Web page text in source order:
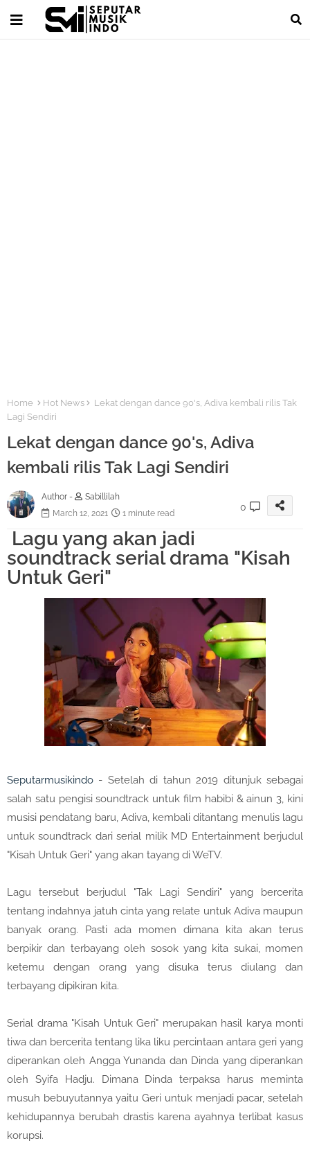
Home Hot News
Lekat dengan dance 90's, Adiva kembali rilis Tak
Lagi Sendiri
Lekat dengan dance 90's, Adiva
kembali rilis Tak Lagi Sendiri
Author -
Sabillilah
March 12, 2021
1 minute read
0
Lagu yang akan jadi
soundtrack serial drama "Kisah
Untuk Geri"
Seputarmusikindo - Setelah di tahun 2019 ditunjuk sebagai
salah satu pengisi soundtrack untuk film habibi & ainun 3, kini
musisi pendatang baru, Adiva, kembali ditantang menulis lagu
untuk soundtrack dari serial milik MD Entertainment berjudul
"Kisah Untuk Geri" yang akan tayang di WeTV.
Lagu tersebut berjudul "Tak Lagi Sendiri" yang bercerita
tentang indahnya jatuh cinta yang relate untuk Adiva maupun
banyak orang. Pasti ada momen dimana kita akan terus
berpikir dan terbayang oleh sosok yang kita sukai, momen
ketemu dengan orang yang disuka terus diulang dan
terbayang dipikiran kita.
Serial drama "Kisah Untuk Geri" merupakan hasil karya monti
tiwa dan bercerita tentang lika liku percintaan antara geri yang
diperankan oleh Angga Yunanda dan Dinda yang diperankan
oleh Syifa Hadju. Dimana Dinda terpaksa harus meminta
musuh bebuyutannya yaitu Geri untuk menjadi pacar, setelah
kehidupannya berubah drastis karena ayahnya terlibat kasus
korupsi.